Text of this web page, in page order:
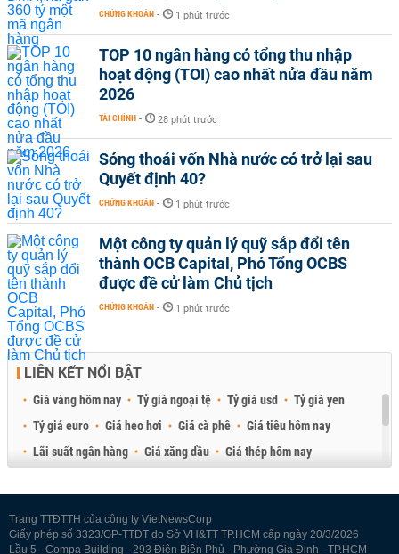
CHỨNG KHOÁN - 1 phút trước
TOP 10 ngân hàng có tổng thu nhập
hoạt động (TOI) cao nhất nửa đầu năm
2026
TÀI CHÍNH - 28 phút trước
Sóng thoái vốn Nhà nước có trở lại sau
Quyết định 40?
CHỨNG KHOÁN - 1 phút trước
Một công ty quản lý quỹ sắp đổi tên
thành OCB Capital, Phó Tổng OCBS
được đề cử làm Chủ tịch
CHỨNG KHOÁN - 1 phút trước
LIÊN KẾT NỔI BẬT
Giá vàng hôm nay Tỷ giá ngoại tệ Tỷ giá usd
Tỷ giá yen
Tỷ giá euro
Giá heo hơi Giá cà phê
Giá tiêu hôm nay
Lãi suất ngân hàng
Giá xăng dầu
Giá thép hôm nay
Trang TTĐTTH của công ty VietNewsCorp
Giấy phép số 3323/GP-TTĐT do Sở VH&TT TP.HCM cấp ngày 20/3/2026
Lầu 5 - Compa Building - 293 Điện Biên Phủ - Phường Gia Định - TP.HCM